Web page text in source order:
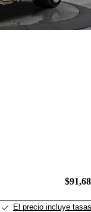
El precio incluye tasas